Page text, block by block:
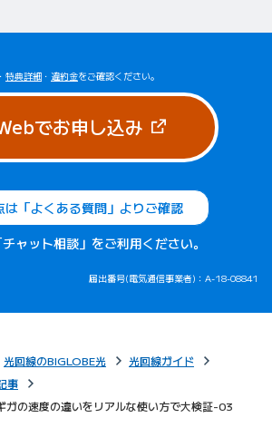
・ 特典詳細 ・ 違約金をご確認ください。
でお申し込み（新しいタブ
は「よくある質問」よりご確認
ャット相談」をご利用ください。
届出番号(電気通信事業者)：A-18-08841
光回線のBIGLOBE光
光回線ガイド
事
の速度の違いをリアルな使い方で大検証-03
で開きます）